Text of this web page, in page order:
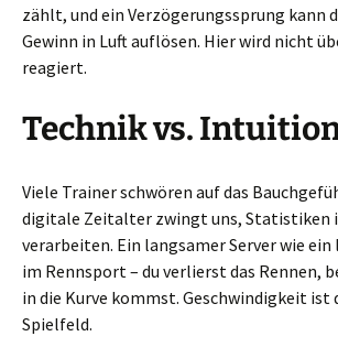
zählt, und ein Verzögerungssprung kann
Gewinn in Luft auflösen. Hier wird nicht
reagiert.
Technik vs.
Viele Trainer schwören auf das
digitale Zeitalter zwingt uns, Statistiken
verarbeiten. Ein langsamer Server wie
im Rennsport – du verlierst das Rennen,
in die Kurve kommst. Geschwindigkeit ist
Spielfeld.